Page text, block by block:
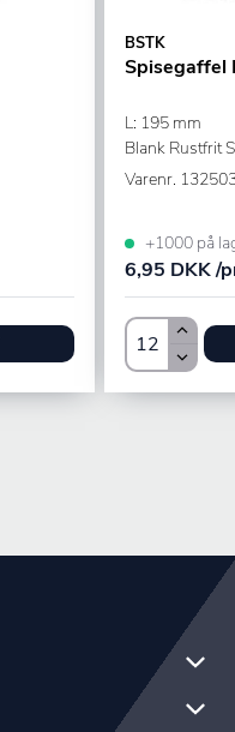
BSTK
Spisegaffel
L: 195 mm
Blank Rustfrit
Varenr.
+1000 på
6,95 DKK /